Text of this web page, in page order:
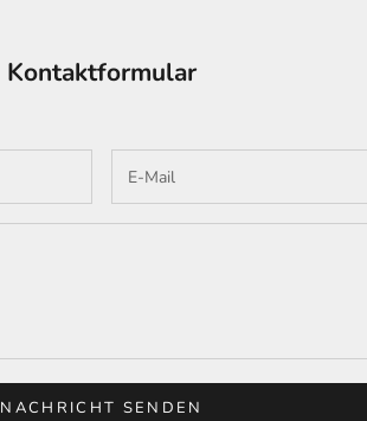
Kontaktformular
NACHRICHT SENDEN